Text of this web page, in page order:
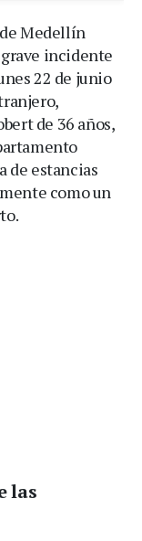
Medellín
incidente
22 de junio
de 36 años,
de estancias
como un
las